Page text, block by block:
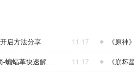
启方法分享 11:17 《原神
11:17 《崩坏